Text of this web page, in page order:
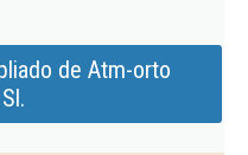
de Atm-orto